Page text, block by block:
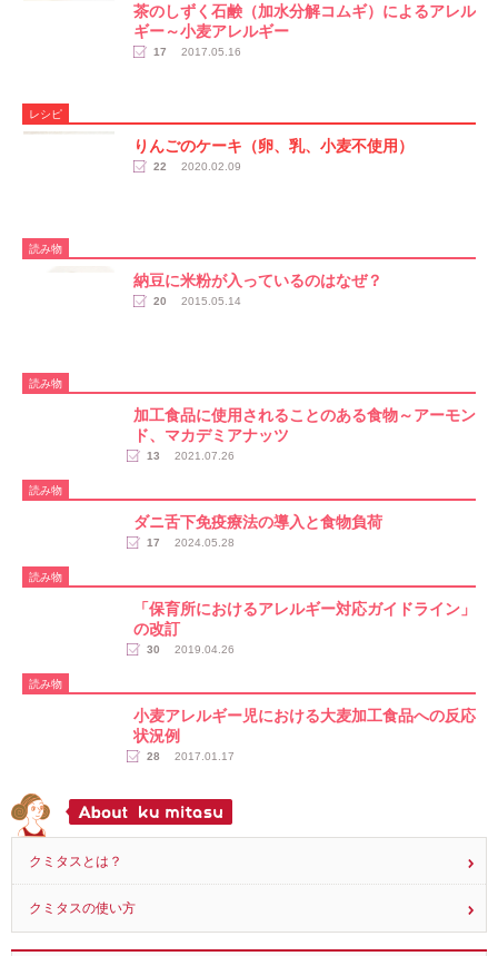
茶のしずく石鹸（加水分解コムギ）によるアレル
ギー～小麦アレルギー
17 2017.05.16
レシピ
りんごのケーキ（卵、乳、小麦不使用）
22 2020.02.09
読み物
納豆に米粉が入っているのはなぜ？
20 2015.05.14
読み物
加工食品に使用されることのある食物～アーモン
ド、マカデミアナッツ
13 2021.07.26
読み物
ダニ舌下免疫療法の導入と食物負荷
17 2024.05.28
読み物
「保育所におけるアレルギー対応ガイドライン」
の改訂
30 2019.04.26
読み物
小麦アレルギー児における大麦加工食品への反応
状況例
28 2017.01.17
クミタスとは？
クミタスの使い方